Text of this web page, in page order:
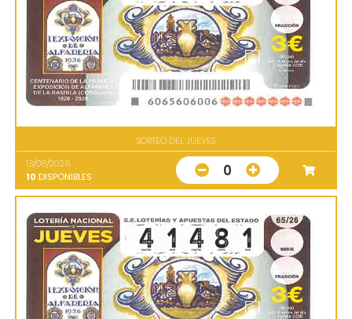
SORTEO DEL JUEVES
13/08/2026
10 DISPONIBLES 0